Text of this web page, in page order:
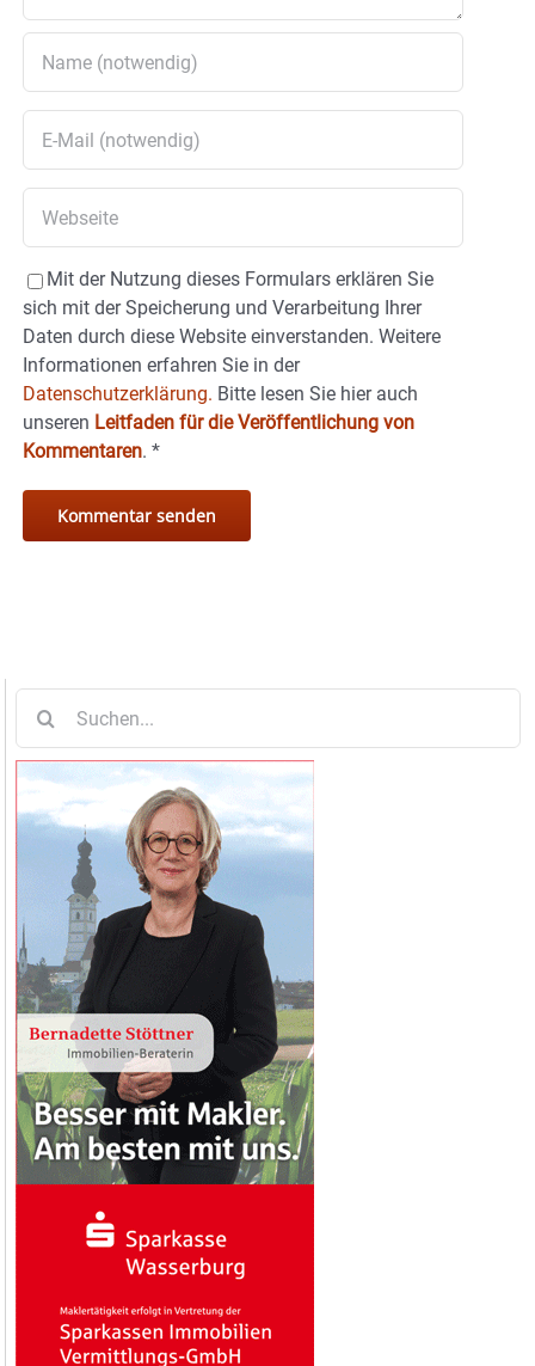
Mit der Nutzung dieses Formulars erklären Sie
sich mit der Speicherung und Verarbeitung Ihrer
Daten durch diese Website einverstanden. Weitere
Informationen erfahren Sie in der
Datenschutzerklärung. Bitte lesen Sie hier auch
unseren Leitfaden für die Veröffentlichung von
Kommentaren. *
nach: